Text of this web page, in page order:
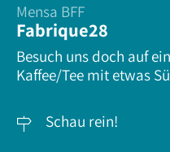
Mensa BFF
Fabrique28
Besuch uns doch auf
Kaffee/Tee mit etwas
 Schau rein!